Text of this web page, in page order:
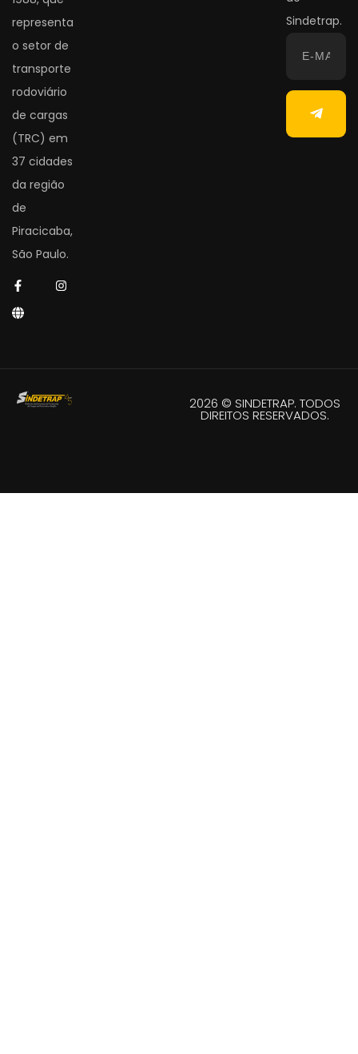
representa
o setor de
transporte
rodoviário
de cargas
(TRC) em
37 cidades
da região
de
Piracicaba,
São Paulo.
Sindetrap.
2026 © SINDETRAP. TODOS
DIREITOS RESERVADOS.